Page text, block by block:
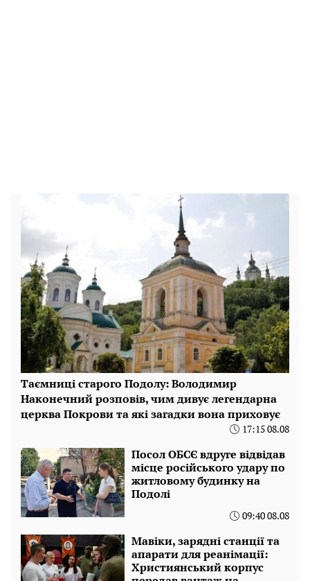
Таємниці старого Подолу: Володимир
Наконечний розповів, чим дивує легендарна
церква Покрови та які загадки вона приховує
17:15 08.08
Посол ОБСЄ вдруге відвідав
місце російського удару по
житловому будинку на
Подолі
09:40 08.08
Мавіки, зарядні станції та
апарати для реанімації:
Християнський корпус